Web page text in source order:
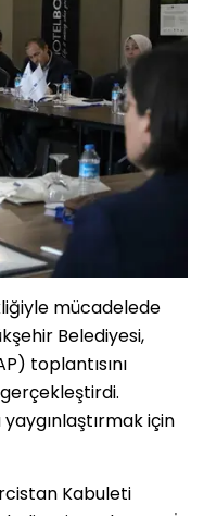
mücadelede
Belediyesi,
toplantısını
için
Kabuleti